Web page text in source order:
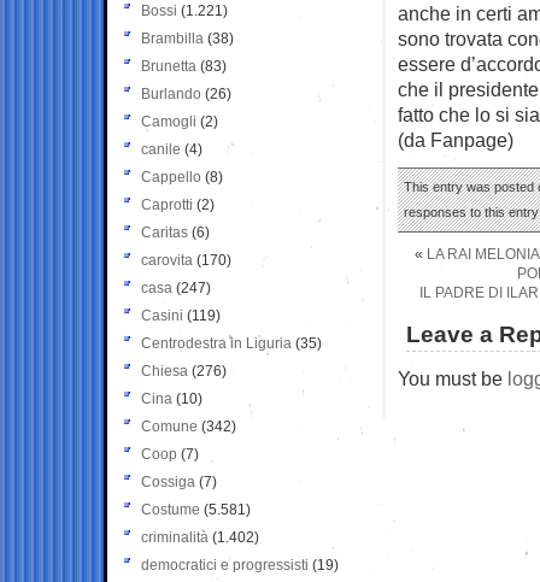
anche in certi
sono trovata
essere
che il
fatto che lo si
(da Fanpage)
This entry was posted
responses to this
« LA RAI
IL PADRE DI
Leave a
You must be
Bossi (1.221)
Brambilla (38)
Brunetta (83)
Burlando (26)
Camogli (2)
canile (4)
Cappello (8)
Caprotti (2)
Caritas (6)
carovita (170)
casa (247)
Casini (119)
Centrodestra in Liguria (35)
Chiesa (276)
Cina (10)
Comune (342)
Coop (7)
Cossiga (7)
Costume (5.581)
criminalità (1.402)
democratici e progressisti (19)